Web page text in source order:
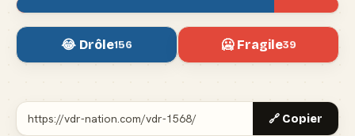
😂 Drôle156 🥶 Fragile39
🔗 Copier